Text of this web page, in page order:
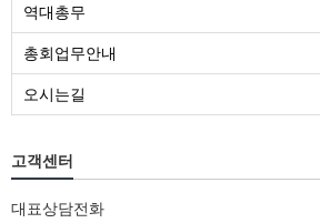
역대총무
총회업무안내
오시는길
고객센터
대표상담전화